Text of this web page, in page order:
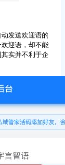
发送欢迎语的
迎语，却不能
实并不利于企